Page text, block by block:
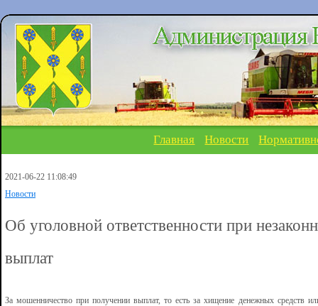
Главная Новости
2021-06-22 11:08:49
Новости
Об уголовной ответственности при
выплат
За мошенничество при получении выплат, то есть за хищение денежных средств